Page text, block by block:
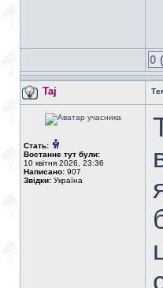
0
Taj
Стать:
Востаннє тут були:
10 квітня 2026, 23:36
Написано: 907
Звідки: Україна